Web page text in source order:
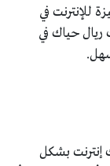
للإنترنت في
حياك في
إنترنت بشكل